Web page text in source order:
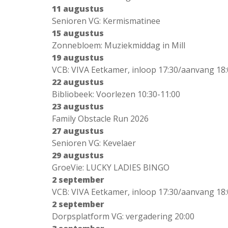
11 augustus
Senioren VG: Kermismatinee
15 augustus
Zonnebloem: Muziekmiddag in Mill
19 augustus
VCB: VIVA Eetkamer, inloop 17:30/aanvang
22 augustus
Bibliobeek: Voorlezen 10:30-11:00
23 augustus
Family Obstacle Run 2026
27 augustus
Senioren VG: Kevelaer
29 augustus
GroeVie: LUCKY LADIES BINGO
2 september
VCB: VIVA Eetkamer, inloop 17:30/aanvang
2 september
Dorpsplatform VG: vergadering 20:00